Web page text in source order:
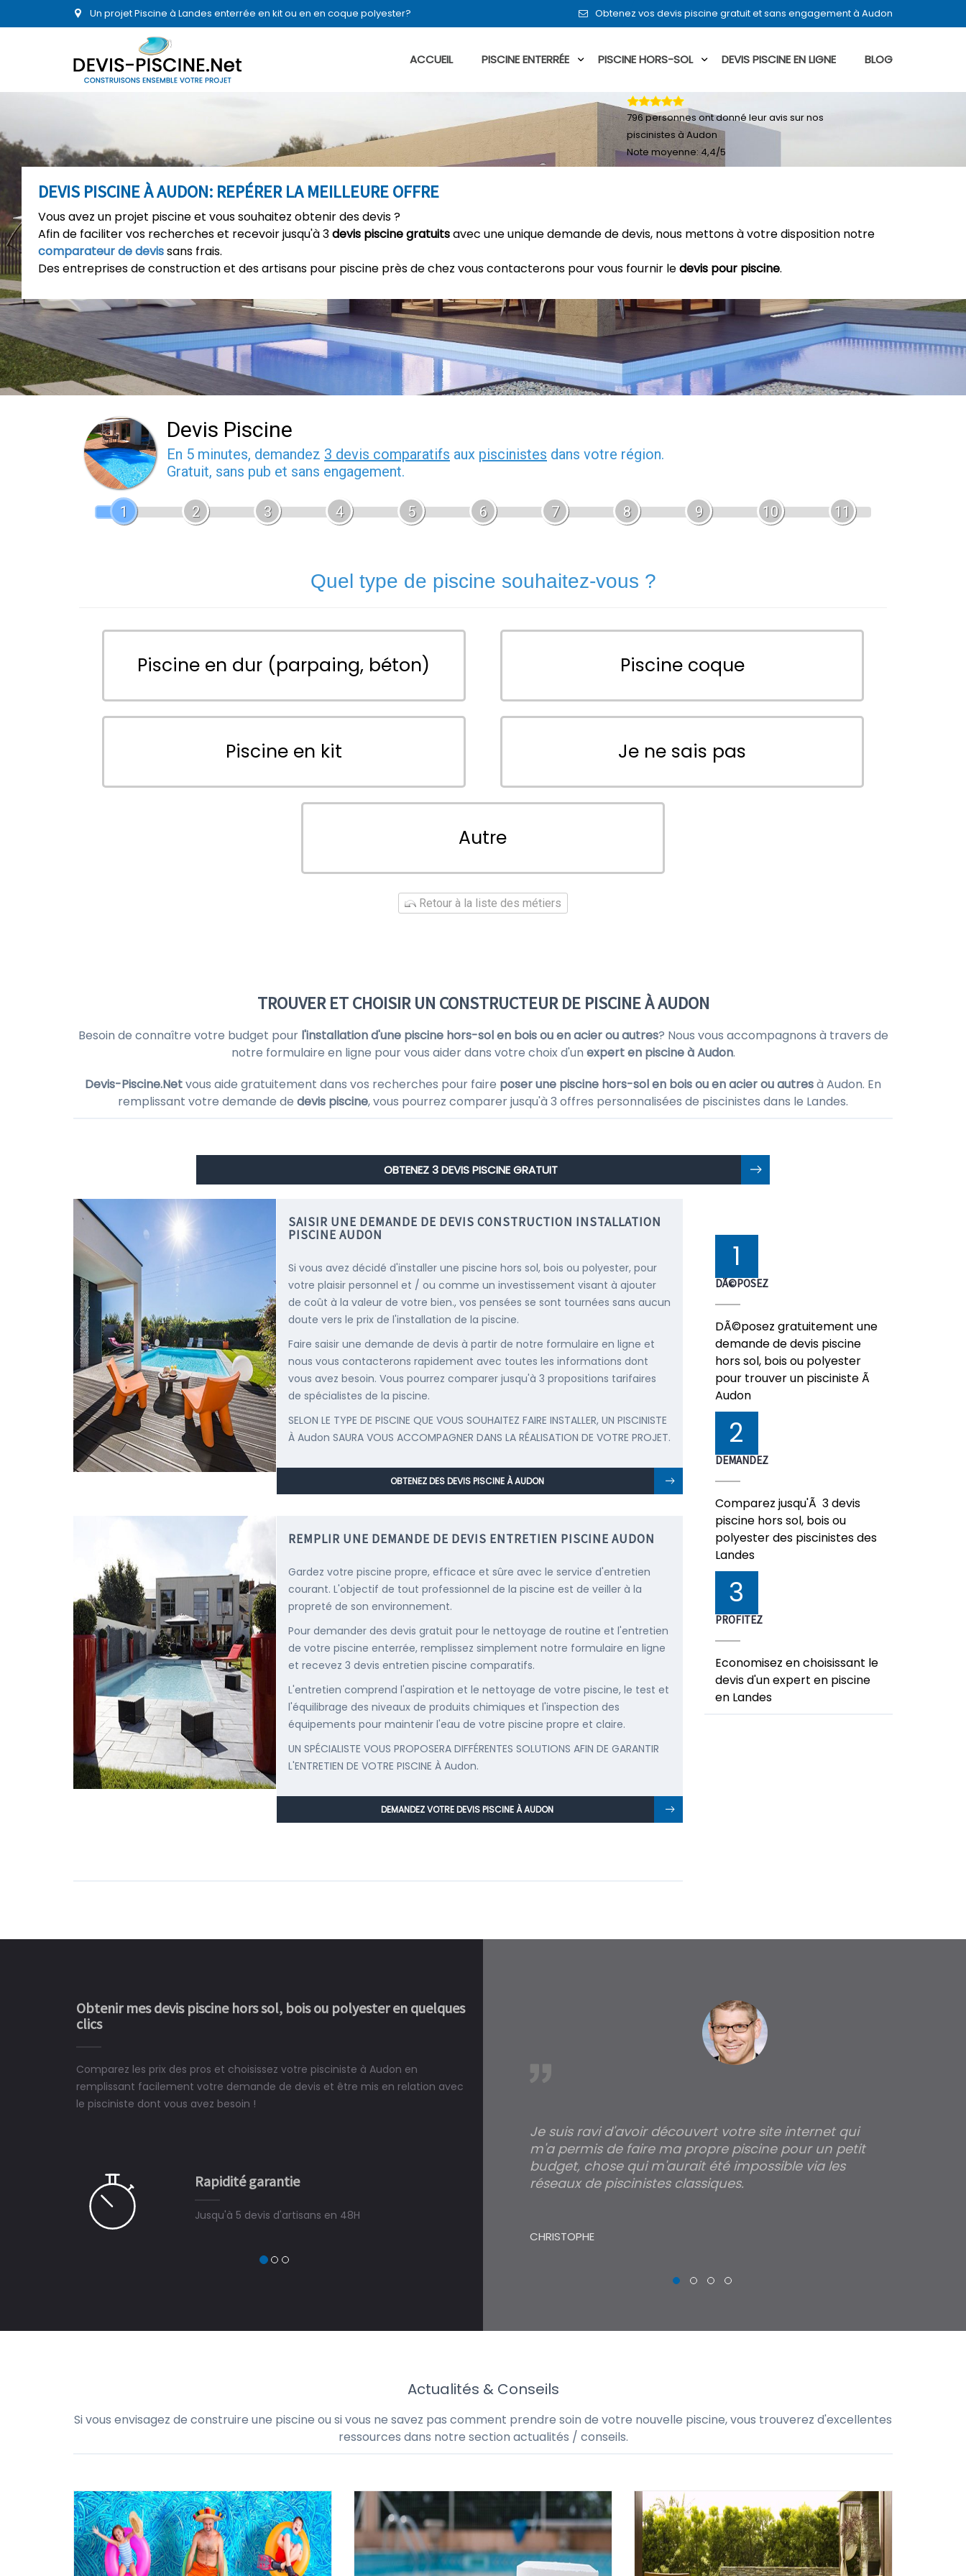
Un projet Piscine à Landes enterrée en kit ou en en coque polyester? Obtenez vos devis piscine gratuit et sans engagement à Audon
ACCUEIL PISCINE ENTERRÉE PISCINE HORS-SOL DEVIS PISCINE EN LIGNE BLOG
DEVIS PISCINE À AUDON: REPÉRER LA MEILLEURE OFFRE
Vous avez un projet piscine et vous souhaitez obtenir des devis ?
Afin de faciliter vos recherches et recevoir jusqu'à 3devis piscine gratuitsavec une unique demande de devis, nous mettons à votre disposition notre
comparateur de devissans frais.
Des entreprises de construction et des artisans pour piscine près de chez vous contacterons pour vous fournir ledevis pour piscine.
796personnes ont donné leuravis sur nos
piscinistes à Audon
Note moyenne:4,4/5
Devis Piscine
En 5 minutes, demandez 3 devis comparatifs aux piscinistes dans votre région.
Gratuit, sans pub et sans engagement.
1 2 3 4 5 6 7 8 9 10 11
Quel type de piscine souhaitez-vous ?
Piscine en dur (parpaing, béton) Piscine coque
Piscine en kit Je ne sais pas
Autre
Retour à la liste des métiers
TROUVER ET CHOISIR UN CONSTRUCTEUR DE PISCINE À AUDON
Besoin de connaître votre budget pour l'installation d'une piscine hors-sol en bois ou en acier ou autres? Nous vous accompagnons à travers de
notre formulaire en ligne pour vous aider dans votre choix d'un expert en piscine à Audon.
Devis-Piscine.Netvous aide gratuitement dans vos recherches pour faire poser une piscine hors-sol en bois ou en acier ou autresà Audon. En
remplissant votre demande de devis piscine, vous pourrez comparer jusqu'à 3 offres personnalisées de piscinistes dans le Landes.
OBTENEZ 3 DEVIS PISCINE GRATUIT
SAISIR UNE DEMANDE DE DEVIS CONSTRUCTION INSTALLATION
PISCINE AUDON
Si vous avez décidé d'installer une piscine hors sol, bois ou polyester, pour
votre plaisir personnel et / ou comme un investissement visant à ajouter
de coût à la valeur de votre bien., vos pensées se sont tournées sans aucun
doute vers le prix de l'installation de la piscine.
Faire saisir une demande de devis à partir de notre formulaire en ligne et
nous vous contacterons rapidement avec toutes les informations dont
vous avez besoin. Vous pourrez comparer jusqu'à 3 propositions tarifaires
de spécialistes de la piscine.
SELON LE TYPE DE PISCINE QUE VOUS SOUHAITEZ FAIRE INSTALLER, UN PISCINISTE
À Audon SAURA VOUS ACCOMPAGNER DANS LA RÉALISATION DE VOTRE PROJET.
OBTENEZ DES DEVIS PISCINE À AUDON
REMPLIR UNE DEMANDE DE DEVIS ENTRETIEN PISCINE AUDON
Gardez votre piscine propre, efficace et sûre avec le service d'entretien
courant. L'objectif de tout professionnel de la piscine est de veiller à la
propreté de son environnement.
Pour demander des devis gratuit pour le nettoyage de routine et l'entretien
de votre piscine enterrée, remplissez simplement notre formulaire en ligne
et recevez 3 devis entretien piscine comparatifs.
L'entretien comprend l'aspiration et le nettoyage de votre piscine, le test et
l'équilibrage des niveaux de produits chimiques et l'inspection des
équipements pour maintenir l'eau de votre piscine propre et claire.
UN SPÉCIALISTE VOUS PROPOSERA DIFFÉRENTES SOLUTIONS AFIN DE GARANTIR
L'ENTRETIEN DE VOTRE PISCINE À Audon.
DEMANDEZ VOTRE DEVIS PISCINE À AUDON
1
DÃ©POSEZ
DÃ©posez gratuitement une
demande de devis piscine
hors sol, bois ou polyester
pour trouver un pisciniste Ã
Audon
2
DEMANDEZ
Comparez jusqu'Ã 3 devis
piscine hors sol, bois ou
polyester des piscinistes des
Landes
3
PROFITEZ
Economisez en choisissant le
devis d'un expert en piscine
en Landes
Obtenir mes devis piscine hors sol, bois ou polyester en quelques
clics
Comparez les prix des pros et choisissez votre pisciniste à Audon en
remplissant facilement votre demande de devis et être mis en relation avec
le pisciniste dont vous avez besoin !
Rapidité garantie
Jusqu'à 5 devis d'artisans en 48H
ne peut plus s'en passer.
Le rêve devient enfin réalité, une piscine est bien
construit chez moi.
Je suis ravi d'avoir découvert votre site internet qui
m'a permis de faire ma propre piscine pour un petit
budget, chose qui m'aurait été impossible via les
réseaux de piscinistes classiques.
CHRISTOPHE
Actualités & Conseils
Si vous envisagez de construire une piscine ou si vous ne savez pas comment prendre soin de votre nouvelle piscine, vous trouverez d'excellentes
ressources dans notre section actualités / conseils.